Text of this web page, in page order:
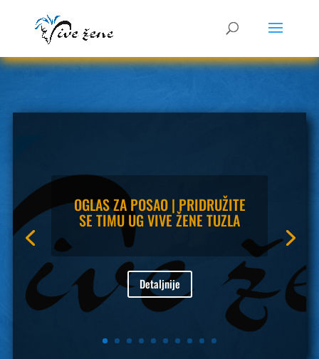
OGLAS ZA POSAO | PRIDRUŽITE
SE TIMU UG VIVE ŽENE TUZLA
Detaljnije